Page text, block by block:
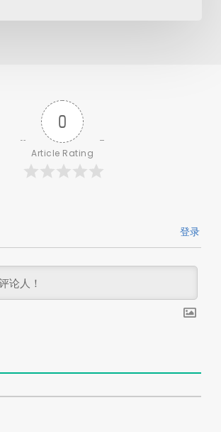
0
Article Rating
登录